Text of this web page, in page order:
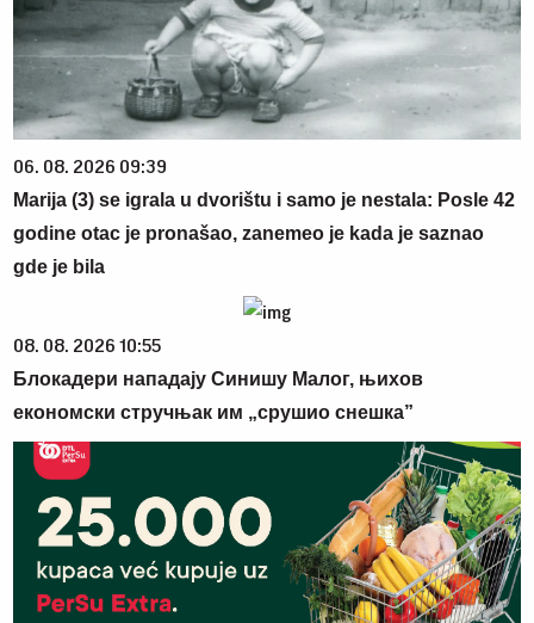
06. 08. 2026 09:39
Marija (3) se igrala u dvorištu i samo je nestala: Posle 42
godine otac je pronašao, zanemeo je kada je saznao
gde je bila
08. 08. 2026 10:55
Блокадери нападају Синишу Малог, њихов
економски стручњак им „срушио снешка”